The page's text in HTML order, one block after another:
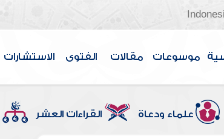
موسوعات مقالات الفتوى الاستشارات
علماء ودعاة القراءات العشر